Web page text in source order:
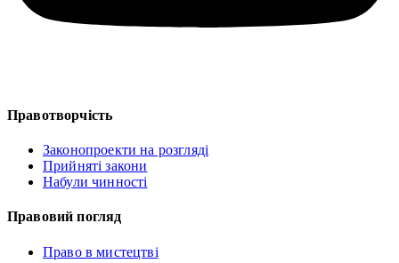
Правотворчість
Законопроекти на розгляді
Прийняті закони
Набули чинності
Правовий погляд
Право в мистецтві